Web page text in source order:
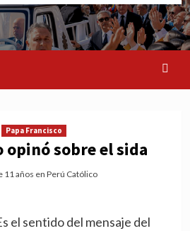
Papa Francisco
opinó sobre el sida
11 años en Perú Católico
el sentido del mensaje del